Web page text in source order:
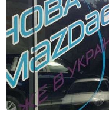
Нажимая на кнопку,
информационных и
Оставить
заявку